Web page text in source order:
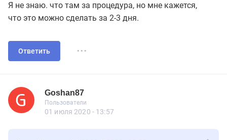
Я не знаю. что там за процедура, но мне кажется,
что это можно сделать за 2-3 дня.
Ответить ...
Goshan87
Goshan87
Пользователи
Новичок
Пользователи
7 сообщений
01 июля 2020 - 13:57